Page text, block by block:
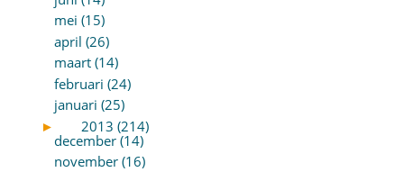
mei (15)
april (26)
maart (14)
februari (24)
januari (25)
►
2013 (214)
december (14)
november (16)